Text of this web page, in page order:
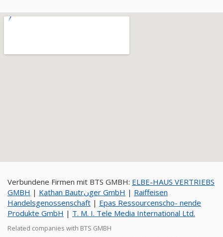
Verbundene Firmen mit BTS GMBH: ELBE-HAUS VERTRIEBS
GMBH | Kathan Bautrنger GmbH | Raiffeisen
Handelsgenossenschaft | Epas Ressourcenscho- nende
Produkte GmbH | T. M. I. Tele Media International Ltd.
Related companies with BTS GMBH